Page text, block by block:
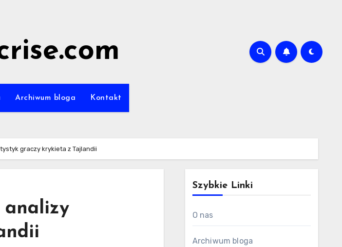
Archiwum bloga Kontakt
graczy krykieta z Tajlandii
analizy
Szybkie Linki
O nas
Archiwum bloga